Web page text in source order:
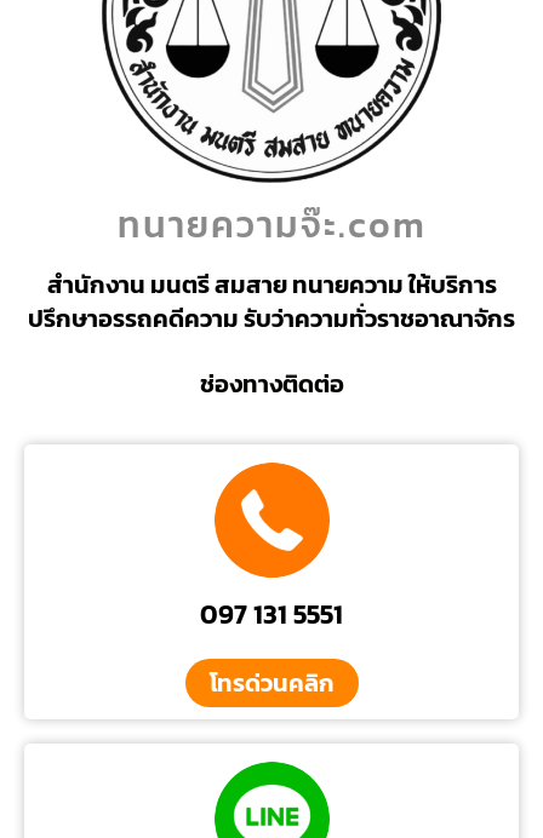
ทนายความจ๊ะ.com
สำนักงาน มนตรี สมสาย ทนายความ ให้บริการ
ปรึกษาอรรถคดีความ รับว่าความทั่วราชอาณาจักร
ช่องทางติดต่อ
097 131 5551
โทรด่วนคลิก